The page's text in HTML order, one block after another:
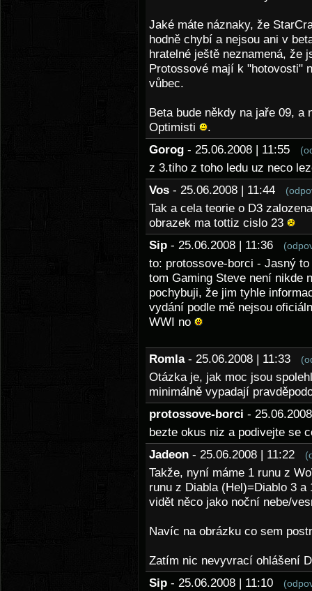
Jaké máte náznaky, že
hodně chybí a nejsou ani v
hratelné ještě neznamená, že
Protossové mají k "hotovosti"
vůbec.
Beta bude někdy na jaře 09, a
Optimisti
.
Gorog - 25.06.2008 | 11:55
z 3.tiho z toho ledu uz neco
Vos - 25.06.2008 | 11:44
Tak a cela teorie o D3
obrazek ma tottiz cislo 23
Sip - 25.06.2008 | 11:36
to: protossove-borci - Jasný
tom Gaming Steve není nikde
pochybuji, že jim tyhle
vydání podle mě nejsou
WWI no
Romla - 25.06.2008 | 11:33
Otázka je, jak moc jsou
minimálně vypadají
protossove-borci -
bezte okus niz a podivejte se
Jadeon - 25.06.2008 | 11:22
Takže, nyní máme 1 runu z
runu z Diabla (Hel)=Diablo 3
vidět něco jako noční nebe/
Navíc na obrázku co sem
Zatím nic nevyvrací ohlášení
Sip - 25.06.2008 | 11:10